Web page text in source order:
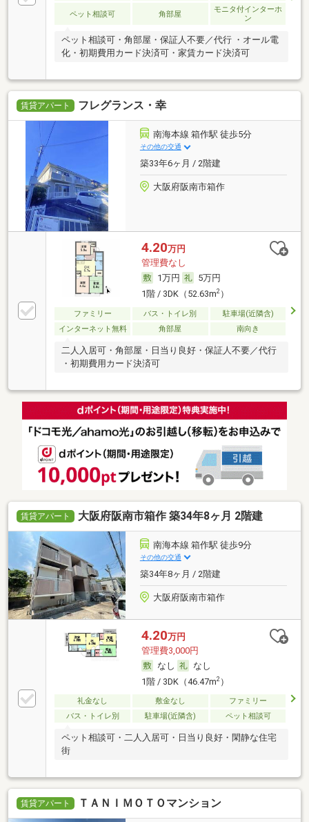
ペット相談可 角部屋
モニタ付インターホ
ン
ペット相談可・角部屋・保証人不要／代行 ・オール電
化・初期費用カード決済可・家賃カード決済可
賃貸アパート フレグランス・幸
南海本線 箱作駅 徒歩5分
その他の交通
築33年6ヶ月 / 2階建
大阪府阪南市箱作
4.20万円
管理費なし
1万円
5万円
1階 / 3DK（52.63m2）
ファミリー バス・トイレ別
駐車場(近隣含)
インターネット無料
角部屋 南向き
二人入居可・角部屋・日当り良好・保証人不要／代行
・初期費用カード決済可
賃貸アパート 大阪府阪南市箱作 築34年8ヶ月 2階建
南海本線 箱作駅 徒歩9分
その他の交通
築34年8ヶ月 / 2階建
大阪府阪南市箱作
4.20万円
管理費3,000円
なし
なし
1階 / 3DK（46.47m2）
礼金なし 敷金なし
ファミリー
バス・トイレ別
駐車場(近隣含) ペット相談可
ペット相談可・二人入居可・日当り良好・閑静な住宅
街
賃貸アパート ＴＡＮＩＭＯＴＯマンション